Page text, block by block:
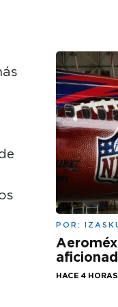
POR:
HACE 4 HORAS